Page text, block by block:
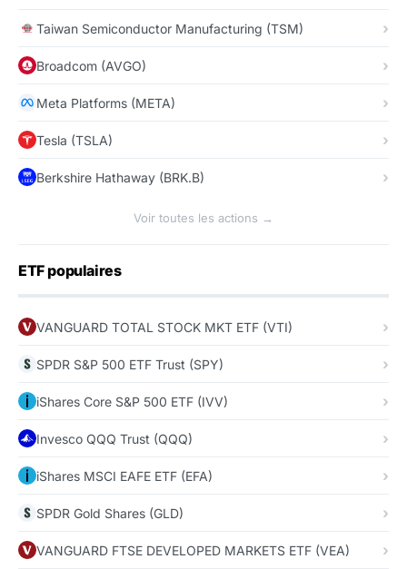
Taiwan Semiconductor Manufacturing (TSM)
Broadcom (AVGO)
Meta Platforms (META)
Tesla (TSLA)
Berkshire Hathaway (BRK.B)
Voir toutes les actions →
ETF populaires
VANGUARD TOTAL STOCK MKT ETF (VTI)
SPDR S&P 500 ETF Trust (SPY)
iShares Core S&P 500 ETF (IVV)
Invesco QQQ Trust (QQQ)
iShares MSCI EAFE ETF (EFA)
SPDR Gold Shares (GLD)
VANGUARD FTSE DEVELOPED MARKETS ETF (VEA)